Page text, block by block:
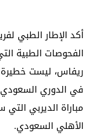
أكد الإطار الطبي
الفحوصات الطبية
ريفاس، ليست
في الدوري
مباراة الديربي
الأهلي السعودي.